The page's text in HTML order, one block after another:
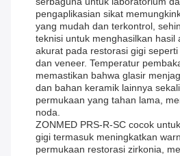
pengaplikasian sikat
yang mudah dan terkontrol,
teknisi untuk menghasilkan hasil
akurat pada restorasi gigi
dan veneer. Temperatur
memastikan bahwa glasir
dan bahan keramik lainnya
permukaan yang tahan lama,
noda.
ZONMED PRS-R-SC cocok
gigi termasuk meningkatkan
permukaan restorasi zirkonia,